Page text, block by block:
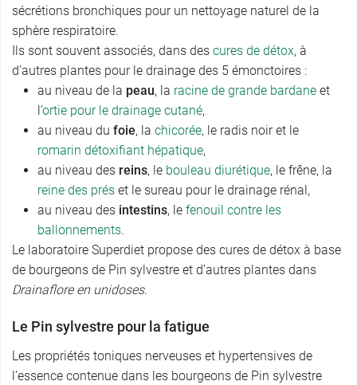
sécrétions bronchiques pour un nettoyage naturel de la
sphère respiratoire.
Ils sont souvent associés, dans des cures de détox, à
d’autres plantes pour le drainage des 5 émonctoires :
au niveau de la peau, la racine de grande bardane et
l’ortie pour le drainage cutané,
au niveau du foie, la chicorée, le radis noir et le
romarin détoxifiant hépatique,
au niveau des reins, le bouleau diurétique, le frêne, la
reine des prés et le sureau pour le drainage rénal,
au niveau des intestins, le fenouil contre les
ballonnements.
Le laboratoire Superdiet propose des cures de détox à base
de bourgeons de Pin sylvestre et d’autres plantes dans
Drainaflore en unidoses.
Le Pin sylvestre pour la fatigue
Les propriétés toniques nerveuses et hypertensives de
l’essence contenue dans les bourgeons de Pin sylvestre